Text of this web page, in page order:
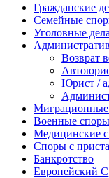
Гражданские
Семейные
Уголовные дела
Возврат
Юрист /
Военные споры
Медицинские
Споры с
Банкротство
Европейский